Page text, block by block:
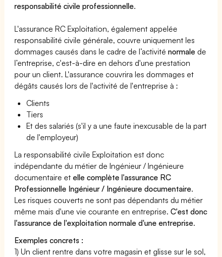
responsabilité civile professionnelle.
L'assurance RC Exploitation, également appelée
responsabilité civile générale, couvre uniquement les
dommages causés dans le cadre de l’activiténormale de
l’entreprise, c'est-à-dire en dehors d'une prestation
pour un client. L'assurance couvrira les dommages et
dégâts causés lors de l'activité de l'entreprise à :
Clients
Tiers
Et des salariés (s'il y a une faute inexcusable de la part
de l'employeur)
La responsabilité civile Exploitation est donc
indépendante du métier de Ingénieur / Ingénieure
documentaire etelle complète l'assurance RC
Professionnelle Ingénieur / Ingénieure documentaire.
Les risques couverts ne sont pas dépendants du métier
même mais d'une vie courante en entreprise.C'est donc
l'assurance de l'exploitation normale d'une entreprise.
Exemples concrets :
1) Un client rentre dans votre magasin et glisse sur le sol,